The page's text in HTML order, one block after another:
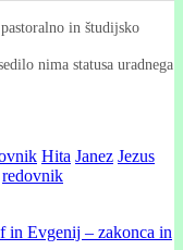
in študijsko
nima statusa uradnega
Hita Janez Jezus
redovnik
in Evgenij – zakonca in